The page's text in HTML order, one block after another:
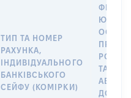
ТИП ТА НОМЕР
РАХУНКА,
ІНДИВІДУАЛЬНОГО
БАНКІВСЬКОГО
СЕЙФУ (КОМІРКИ)
ПРАВО
ТАКИМ
АБО
ДО